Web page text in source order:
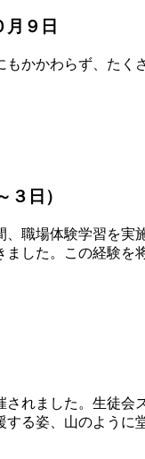
９日
かかわらず、た
３日）
職場体験学習を実
した。この経験を
れました。生徒会
る姿、山のよう